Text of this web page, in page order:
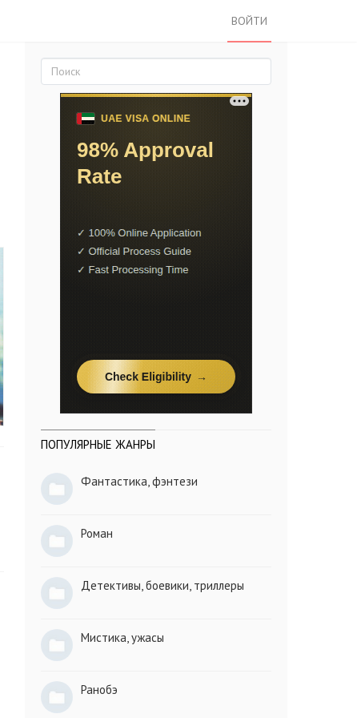
ВОЙТИ
ПОПУЛЯРНЫЕ ЖАНРЫ
Фантастика, фэнтези
Роман
Детективы, боевики, триллеры
Мистика, ужасы
Ранобэ